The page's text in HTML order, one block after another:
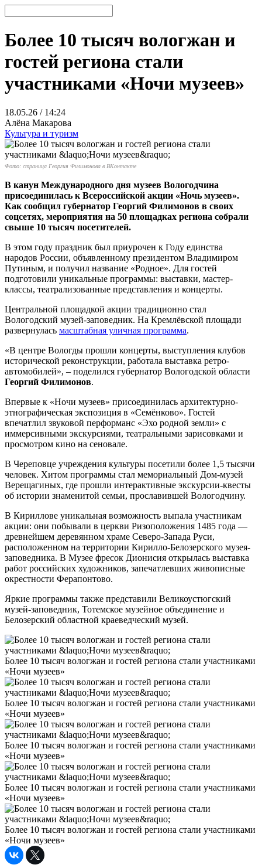
Более 10 тысяч вологжан и
гостей региона стали
участниками «Ночи музеев»
18.05.26 / 14:24
Алёна Макарова
Культура и туризм
Фото: страница Георгия Филимонова в ВКонтакте
В канун Международного дня музеев Вологодчина
присоединилась к Всероссийской акции «Ночь музеев».
Как сообщил губернатор Георгий Филимонов в своих
соцсетях, мероприятия на 50 площадках региона собрали
свыше 10 тысяч посетителей.
В этом году праздник был приурочен к Году единства
народов России, объявленному президентом Владимиром
Путиным, и получил название «Родное». Для гостей
подготовили уникальные программы: выставки, мастер-
классы, театрализованные представления и концерты.
Центральной площадкой акции традиционно стал
Вологодский музей-заповедник. На Кремлёвской площади
развернулась масштабная уличная программа.
«В центре Вологды прошли концерты, выступления клубов
исторической реконструкции, работала выставка ретро-
автомобилей», – поделился губернатор Вологодской области
Георгий Филимонов.
Впервые к «Ночи музеев» присоединилась архитектурно-
этнографическая экспозиция в «Семёнково». Гостей
впечатлил звуковой перформанс «Эхо родной земли» с
иммерсивными экскурсиями, театральными зарисовками и
просмотром кино на сеновале.
В Череповце учреждения культуры посетили более 1,5 тысячи
человек. Хитом программы стал мемориальный Дом-музей
Верещагиных, где прошли интерактивные экскурсии-квесты
об истории знаменитой семьи, прославившей Вологодчину.
В Кириллове уникальная возможность выпала участникам
акции: они побывали в церкви Ризоположения 1485 года —
древнейшем деревянном храме Северо-Запада Руси,
расположенном на территории Кирилло-Белозерского музея-
заповедника. В Музее фресок Дионисия открылась выставка
работ российских художников, запечатлевших живописные
окрестности Ферапонтово.
Яркие программы также представили Великоустюгский
музей-заповедник, Тотемское музейное объединение и
Белозерский областной краеведческий музей.
Более 10 тысяч вологжан и гостей региона стали участниками
«Ночи музеев»
Более 10 тысяч вологжан и гостей региона стали участниками
«Ночи музеев»
Более 10 тысяч вологжан и гостей региона стали участниками
«Ночи музеев»
Более 10 тысяч вологжан и гостей региона стали участниками
«Ночи музеев»
Более 10 тысяч вологжан и гостей региона стали участниками
«Ночи музеев»